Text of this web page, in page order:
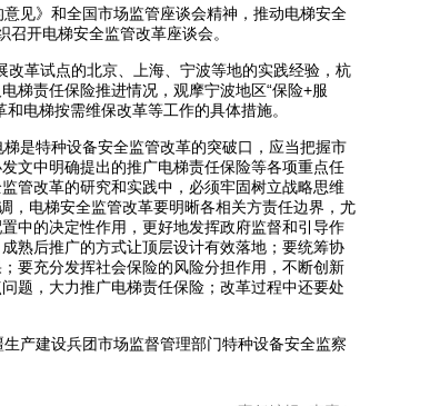
见》和全国市场监管座谈会精神，推动电梯安全
开电梯安全监管改革座谈会。
革试点的北京、上海、宁波等地的实践经验，杭
梯责任保险推进情况，观摩宁波地区“保险+服
电梯按需维保改革等工作的具体措施。
是特种设备安全监管改革的突破口，应当把握市
文中明确提出的推广电梯责任保险等各项重点任
管改革的研究和实践中，必须牢固树立战略思维
，电梯安全监管改革要明晰各相关方责任边界，尤
中的决定性作用，更好地发挥政府监督和引导作
熟后推广的方式让顶层设计有效落地；要统筹协
要充分发挥社会保险的风险分担作用，不断创新
题，大力推广电梯责任保险；改革过程中还要处
产建设兵团市场监督管理部门特种设备安全监察